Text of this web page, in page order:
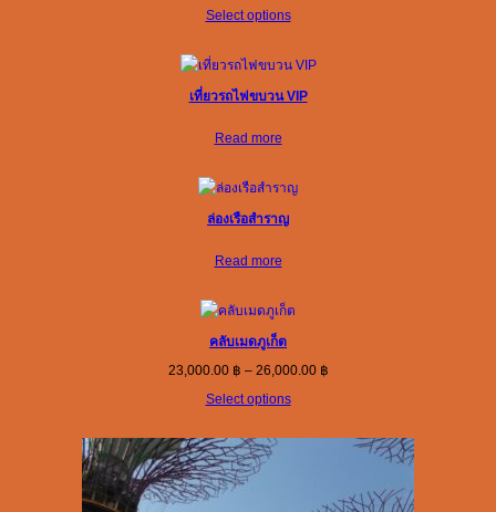
Select options
เที่ยวรถไฟขบวน VIP
Read more
ล่องเรือสำราญ
Read more
คลับเมดภูเก็ต
23,000.00 ฿ – 26,000.00 ฿Price
Select options